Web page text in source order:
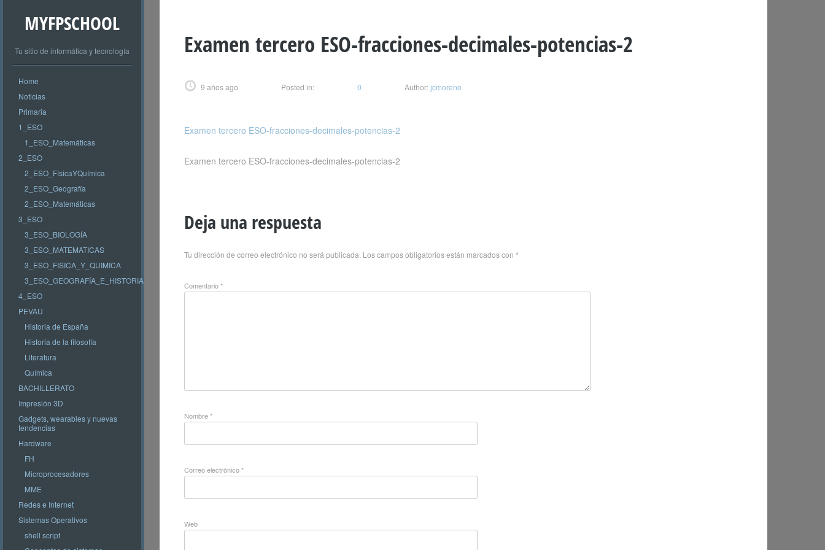
MYFPSCHOOL
Tu sitio de informática y tecnología
Home
Noticias
Primaria
1_ESO
1_ESO_Matemáticas
2_ESO
2_ESO_FísicaYQuímica
2_ESO_Geografía
2_ESO_Matemáticas
3_ESO
3_ESO_BIOLOGÍA
3_ESO_MATEMATICAS
3_ESO_FISICA_Y_QUIMICA
3_ESO_GEOGRAFÍA_E_HISTORIA
4_ESO
PEVAU
Historia de España
Historia de la filosofía
Literatura
Química
BACHILLERATO
Impresión 3D
Gadgets, wearables y nuevas
tendencias
Hardware
FH
Microprocesadores
MME
Redes e Internet
Sistemas Operativos
shell script
Examen tercero ESO-fracciones-decimales-potencias-2
9 años ago Posted in: 0 Author:jcmoreno
Examen tercero ESO-fracciones-decimales-potencias-2
Examen tercero ESO-fracciones-decimales-potencias-2
Deja una respuesta
Tu dirección de correo electrónico no será publicada. Los campos obligatorios están marcados con *
Comentario*
Nombre*
Correo electrónico*
Web